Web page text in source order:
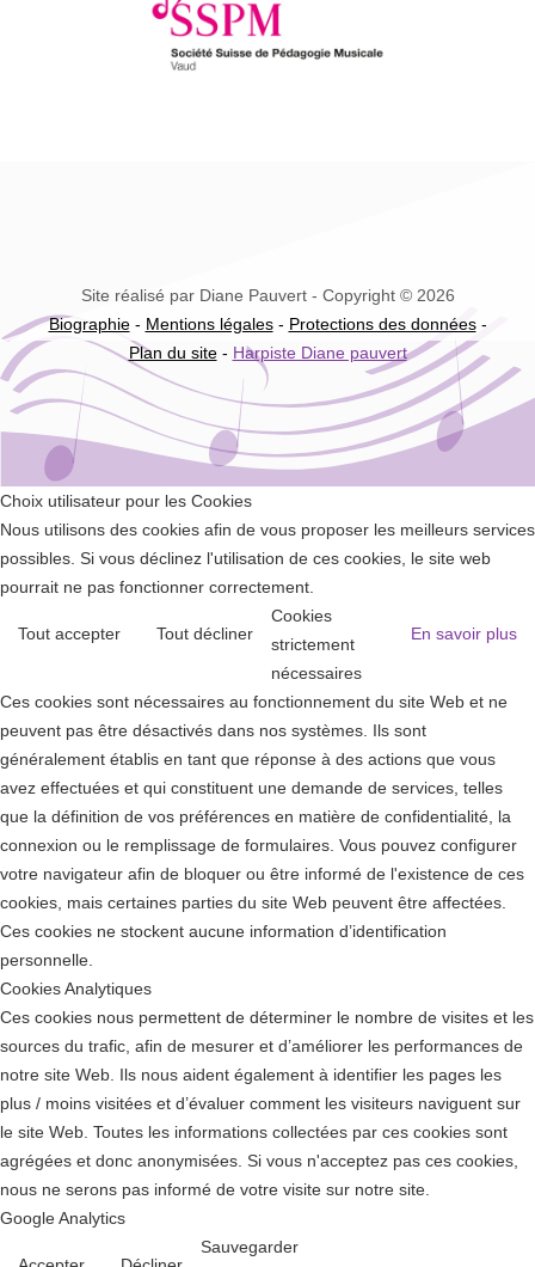
Site réalisé par Diane Pauvert - Copyright © 2026
Biographie- Mentions légales- Protections des données-
Plan du site- Harpiste Diane pauvert
Choix utilisateur pour les Cookies
Nous utilisons des cookies afin de vous proposer les meilleurs services
possibles. Si vous déclinez l'utilisation de ces cookies, le site web
pourrait ne pas fonctionner correctement.
Tout accepter Tout décliner En savoir plus
Cookies
strictement
nécessaires
Ces cookies sont nécessaires au fonctionnement du site Web et ne
peuvent pas être désactivés dans nos systèmes. Ils sont
généralement établis en tant que réponse à des actions que vous
avez effectuées et qui constituent une demande de services, telles
que la définition de vos préférences en matière de confidentialité, la
connexion ou le remplissage de formulaires. Vous pouvez configurer
votre navigateur afin de bloquer ou être informé de l'existence de ces
cookies, mais certaines parties du site Web peuvent être affectées.
Ces cookies ne stockent aucune information d’identification
personnelle.
Cookies Analytiques
Ces cookies nous permettent de déterminer le nombre de visites et les
sources du trafic, afin de mesurer et d’améliorer les performances de
notre site Web. Ils nous aident également à identifier les pages les
plus / moins visitées et d’évaluer comment les visiteurs naviguent sur
le site Web. Toutes les informations collectées par ces cookies sont
agrégées et donc anonymisées. Si vous n'acceptez pas ces cookies,
nous ne serons pas informé de votre visite sur notre site.
Google Analytics
Sauvegarder